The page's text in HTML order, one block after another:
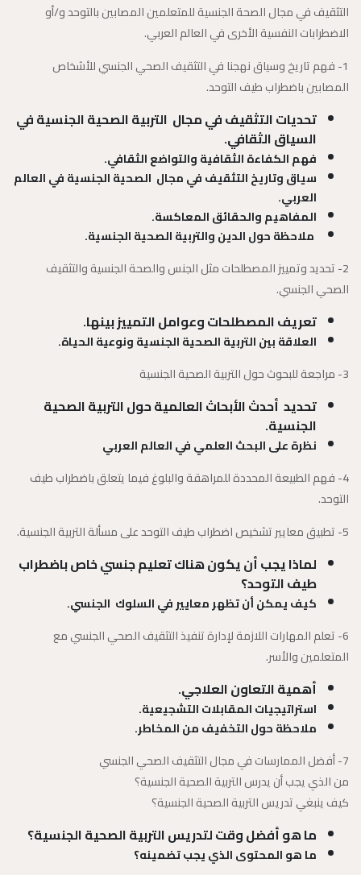
التثقيف في مجال الصحة الجنسية للمتعلمين المصابين بالتوحد و/أو
الاضطرابات النفسية الأخرى في العالم العربي.
1- فهم تاريخ وسياق نهجنا في التثقيف الصحي الجنسي للأشخاص
المصابين باضطراب طيف التوحد.
تحديات التثقيف في مجال التربية الصحية الجنسية في
السياق الثقافي.
فهم الكفاءة الثقافية والتواضع الثقافي.
سياق وتاريخ التثقيف في مجال الصحية الجنسية في العالم
العربي.
المفاهيم والحقائق المعاكسة.
ملاحظة حول الدين والتربية الصحية الجنسية.
2- تحديد وتمييز المصطلحات مثل الجنس والصحة الجنسية والتثقيف
الصحي الجنسي.
تعريف المصطلحات وعوامل التمييز بينها.
العلاقة بين التربية الصحية الجنسية ونوعية الحياة.
3- مراجعة للبحوث حول التربية الصحية الجنسية
تحديد أحدث الأبحاث العالمية حول التربية الصحية
الجنسية.
نظرة على البحث العلمي في العالم العربي
4- فهم الطبيعة المحددة للمراهقة والبلوغ فيما يتعلق باضطراب طيف
التوحد.
5- تطبيق معايير تشخيص اضطراب طيف التوحد على مسألة التربية الجنسية.
لماذا يجب أن يكون هناك تعليم جنسي خاص باضطراب
طيف التوحد؟
كيف يمكن أن تظهر معايير في السلوك الجنسي.
6- تعلم المهارات اللازمة لإدارة تنفيذ التثقيف الصحي الجنسي مع
المتعلمين والأسر.
أهمية التعاون العلاجي.
استراتيجيات المقابلات التشجيعية.
ملاحظة حول التخفيف من المخاطر.
7- أفضل الممارسات في مجال التثقيف الصحي الجنسي
من الذي يجب أن يدرس التربية الصحية الجنسية؟
كيف ينبغي تدريس التربية الصحية الجنسية؟
ما هو أفضل وقت لتدريس التربية الصحية الجنسية؟
ما هو المحتوى الذي يجب تضمينه؟